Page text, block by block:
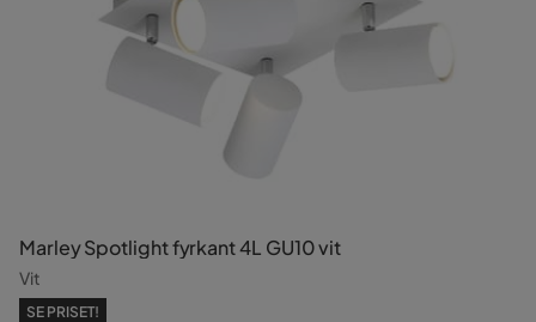
Marley Spotlight fyrkant 4L GU10 vit
Vit
SE PRISET!